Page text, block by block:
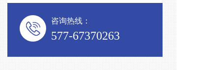
咨询热线：
577-67370263